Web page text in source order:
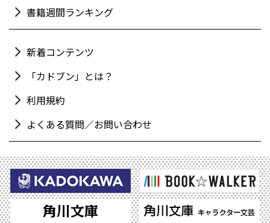
書籍週間ランキング
新着コンテンツ
「カドブン」とは？
利用規約
よくある質問／お問い合わせ